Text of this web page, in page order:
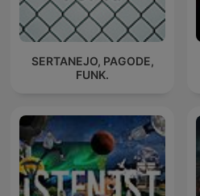
SERTANEJO, PAGODE,
FUNK.